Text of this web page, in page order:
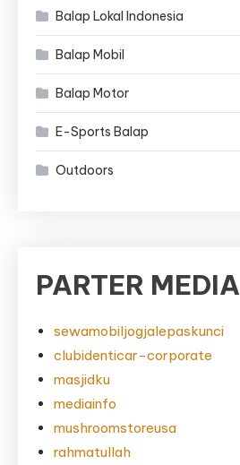
Balap Lokal Indonesia
Balap Mobil
Balap Motor
E-Sports Balap
Outdoors
PARTER MEDIA
sewamobiljogjalepaskunci
clubidenticar-corporate
masjidku
mediainfo
mushroomstoreusa
rahmatullah